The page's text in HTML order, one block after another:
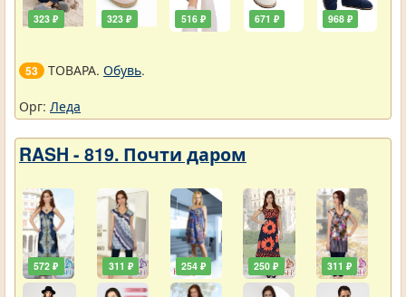
323 ₽ 323 ₽ 516 ₽ 671 ₽ 968 ₽
53 ТОВАРА. Обувь.
Орг: Леда
RASH - 819. Почти даром
572 ₽ 311 ₽ 254 ₽ 250 ₽ 311 ₽